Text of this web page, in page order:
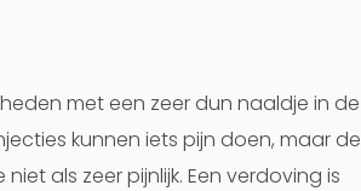
met een zeer dun naaldje in de
kunnen iets pijn doen, maar de
als zeer pijnlijk. Een verdoving is